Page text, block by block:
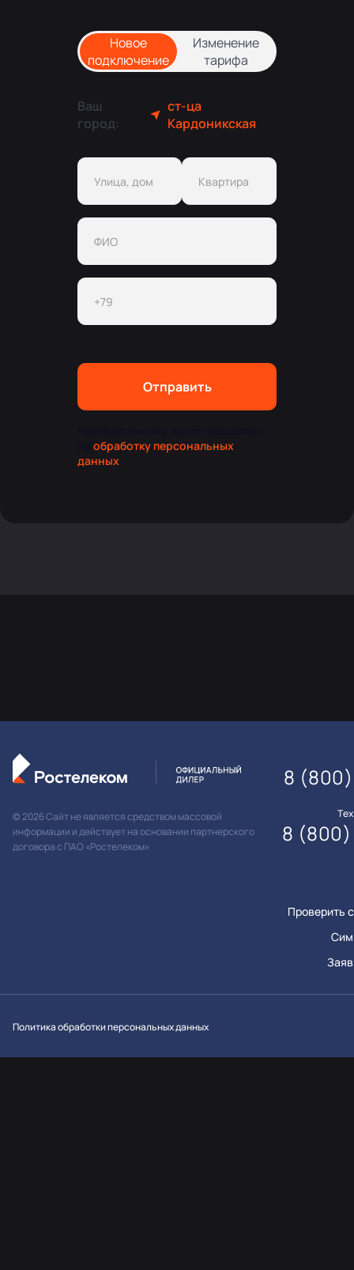
Новое
подключение
Изменение
тарифа
Ваш
город:
ст-ца
Кардоникская
Отправить
обработку персональных
данных
© 2026 Сайт не является средством массовой
информации и действует на основании партнерского
договора с ПАО «Ростелеком»
Проверить
8
8
Политика обработки персональных данных